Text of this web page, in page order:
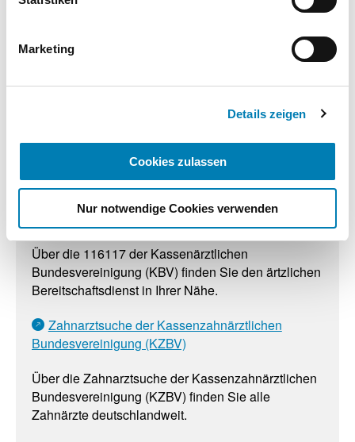
einstellen. Sie können Ihre Einwilligung jederzeit mit
Informationen finden Sie in unseren
Datenschutzhinweisen.
Marketing
Details zeigen
Cookies zulassen
Nur notwendige Cookies verwenden
Apothekennotdienstfinder 22833 auf aponet.de
116117 - Ärztlicher Bereitschaftsdienst der
Kassenärztlichen Bundesvereinigung (KBV)
Über die 116117 der Kassenärztlichen
Bundesvereinigung (KBV) finden Sie den ärtzlichen
Bereitschaftsdienst in Ihrer Nähe.
Zahnarztsuche der Kassenzahnärztlichen
Bundesvereinigung (KZBV)
Über die Zahnarztsuche der Kassenzahnärztlichen
Bundesvereinigung (KZBV) finden Sie alle
Zahnärzte deutschlandweit.